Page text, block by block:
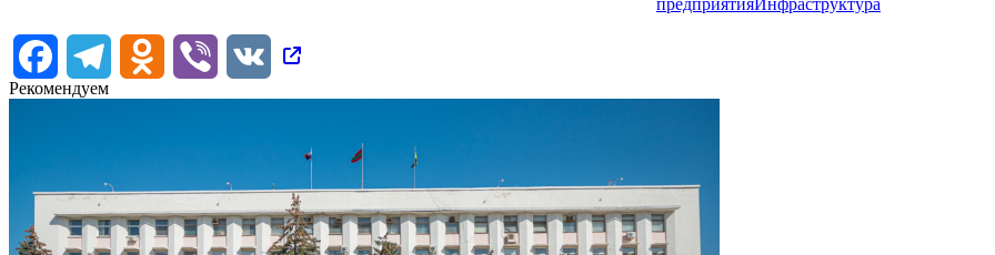
FacebookTelegram Odnoklassniki
Viber
VK
Рекомендуем